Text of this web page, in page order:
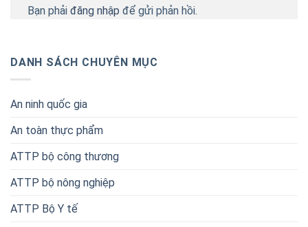
Bạn phải đăng nhập để gửi phản hồi.
DANH SÁCH CHUYÊN MỤC
An ninh quốc gia
An toàn thực phẩm
ATTP bộ công thương
ATTP bộ nông nghiệp
ATTP Bộ Y tế